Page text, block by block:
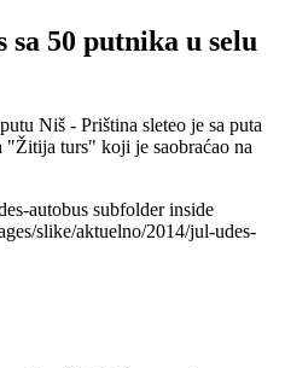
sa 50 putnika u selu
Niš - Priština sleteo je sa puta
turs" koji je saobraćao na
autobus subfolder inside
slike/aktuelno/2014/jul-udes-